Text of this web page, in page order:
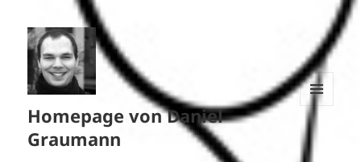
Homepage von Daniel
Graumann
MENÜ
UND
WIDGETS